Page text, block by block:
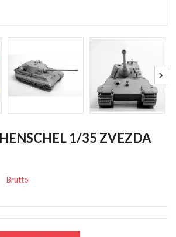
1/35 ZVEZDA
Brutto